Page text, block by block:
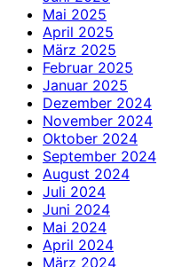
Mai 2025
April 2025
März 2025
Februar 2025
Januar 2025
Dezember 2024
November 2024
Oktober 2024
September 2024
August 2024
Juli 2024
Juni 2024
Mai 2024
April 2024
März 2024